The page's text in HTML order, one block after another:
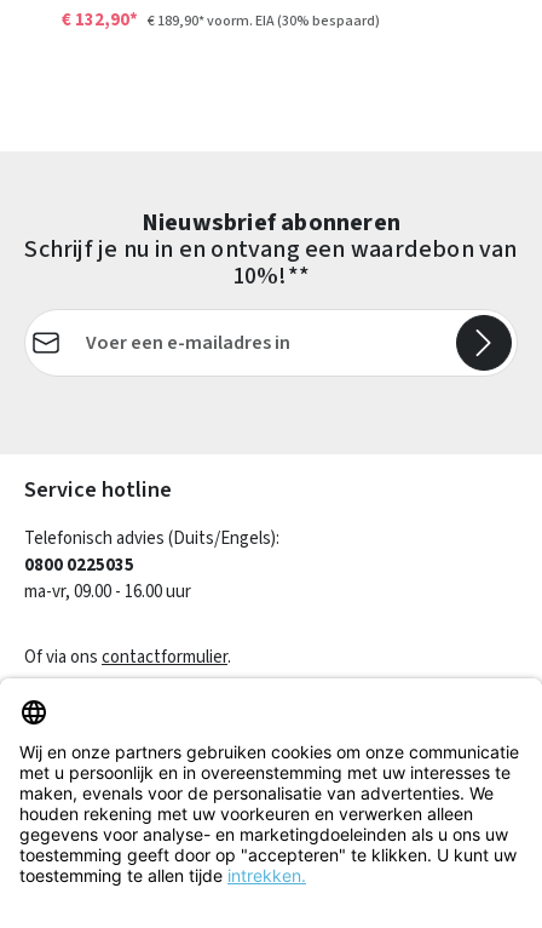
€ 132,90* € 189,90*voorm. EIA(30% bespaard)
Nieuwsbrief abonneren
Schrijf je nu in en ontvang een waardebon van
10%!**
E-mailadres*
Service hotline
Telefonisch advies (Duits/Engels):
0800 0225035
ma-vr, 09.00 - 16.00 uur
Of via onscontactformulier.
Klantenservice
Informatie